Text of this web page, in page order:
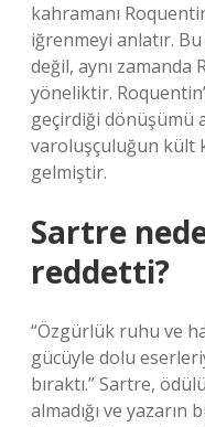
kahramanı
iğrenmeyi anlatır.
değil, aynı zamanda
yöneliktir.
geçirdiği dönüşümü
varoluşçuluğun kült
gelmiştir.
Sartre
reddetti?
“Özgürlük ruhu ve
gücüyle dolu
bıraktı.” Sartre,
almadığı ve